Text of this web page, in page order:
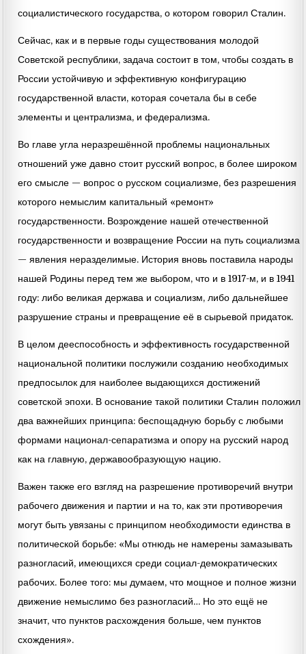
социалистического государства, о котором говорил Сталин.
Сейчас, как и в первые годы существования молодой
Советской республики, задача состоит в том, чтобы создать в
России устойчивую и эффективную конфигурацию
государственной власти, которая сочетала бы в себе
элементы и централизма, и федерализма.
Во главе угла неразрешённой проблемы национальных
отношений уже давно стоит русский вопрос, в более широком
его смысле — вопрос о русском социализме, без разрешения
которого немыслим капитальный «ремонт»
государственности. Возрождение нашей отечественной
государственности и возвращение России на путь социализма
— явления неразделимые. История вновь поставила народы
нашей Родины перед тем же выбором, что и в 1917-м, и в 1941
году: либо великая держава и социализм, либо дальнейшее
разрушение страны и превращение её в сырьевой придаток.
В целом дееспособность и эффективность государственной
национальной политики послужили созданию необходимых
предпосылок для наиболее выдающихся достижений
советской эпохи. В основание такой политики Сталин положил
два важнейших принципа: беспощадную борьбу с любыми
формами национал-сепаратизма и опору на русский народ
как на главную, державообразующую нацию.
Важен также его взгляд на разрешение противоречий внутри
рабочего движения и партии и на то, как эти противоречия
могут быть увязаны с принципом необходимости единства в
политической борьбе: «Мы отнюдь не намерены замазывать
разногласий, имеющихся среди социал-демократических
рабочих. Более того: мы думаем, что мощное и полное жизни
движение немыслимо без разногласий… Но это ещё не
значит, что пунктов расхождения больше, чем пунктов
схождения».